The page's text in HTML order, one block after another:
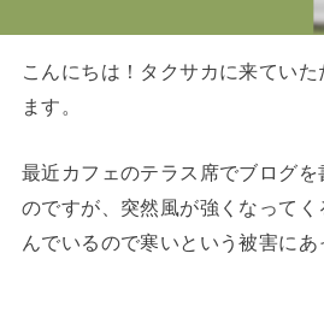
こんにちは！タクサカに来てい
ます。
最近カフェのテラス席でブログ
のですが、突然風が強くなって
んでいるので寒いという被害に